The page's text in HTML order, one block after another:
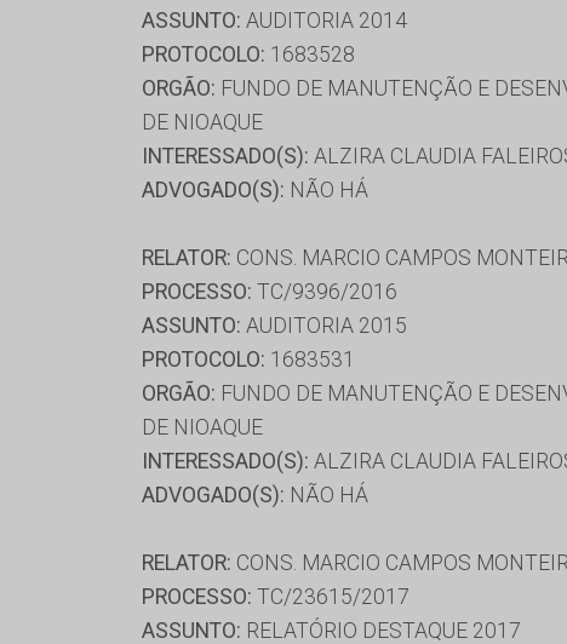
ASSUNTO: AUDITORIA 2014
PROTOCOLO: 1683528
ORGÃO: FUNDO DE MANUTENÇÃO E
DE NIOAQUE
INTERESSADO(S): ALZIRA CLAUDIA
ADVOGADO(S): NÃO HÁ
RELATOR: CONS. MARCIO CAMPOS
PROCESSO: TC/9396/2016
ASSUNTO: AUDITORIA 2015
PROTOCOLO: 1683531
ORGÃO: FUNDO DE MANUTENÇÃO E
DE NIOAQUE
INTERESSADO(S): ALZIRA CLAUDIA
ADVOGADO(S): NÃO HÁ
RELATOR: CONS. MARCIO CAMPOS
PROCESSO: TC/23615/2017
ASSUNTO: RELATÓRIO DESTAQUE 2017